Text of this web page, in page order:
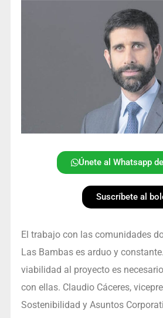
Únete al Whatsapp
Suscríbete al
El trabajo con las comunidades
Las Bambas es arduo y
viabilidad al proyecto es
con ellas. Claudio Cáceres,
Sostenibilidad y Asuntos